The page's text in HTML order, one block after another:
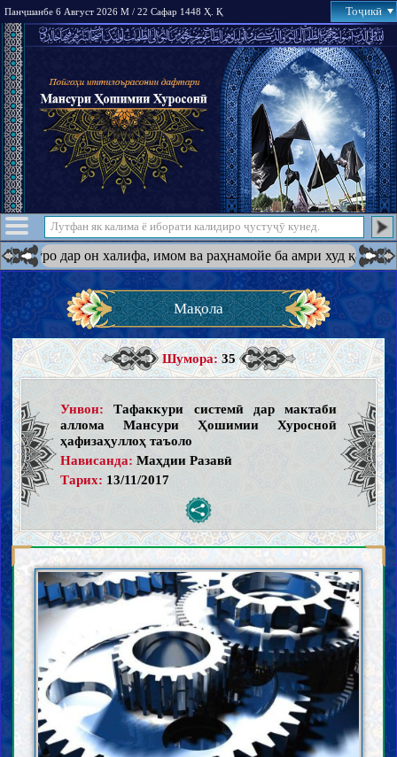
Панҷшанбе 6 Август 2026 М / 22 Сафар 1448 Ҳ. Қ Тоҷикӣ
раҳнамойе ба амри худ қарор дода бошад, холи намемонад;
Мақола
Шумора: 35
Унвон:
Тафаккури системӣ дар мактаби
аллома Мансури Ҳошимии Хуросноӣ
ҳафизаҳуллоҳ таъоло
Нависанда: Маҳдии Разавӣ
Тарих: 13/11/2017